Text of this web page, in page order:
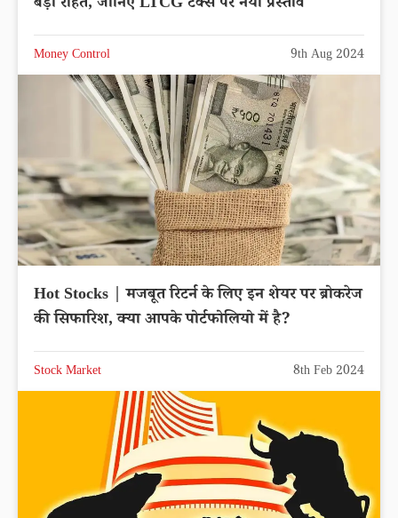
Money Control 9th Aug 2024
Hot Stocks | मजबूत रिटर्न के लिए इन शेयर पर ब्रोकरेज
की सिफारिश, क्या आपके पोर्टफोलियो में है?
Stock Market 8th Feb 2024